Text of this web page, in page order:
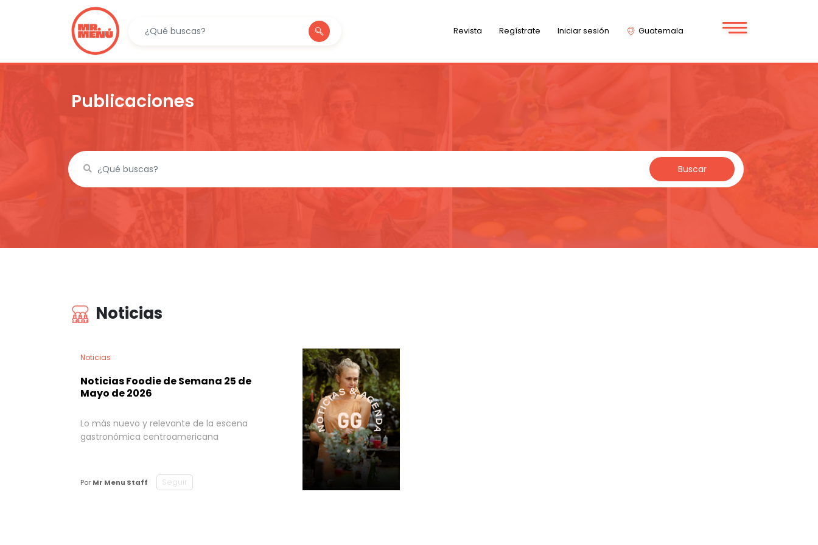
Revista Regístrate Iniciar sesión Guatemala
Publicaciones
Buscar
Noticias
Noticias
Noticias Foodie de Semana 25 de
Mayo de 2026
Lo más nuevo y relevante de la escena
gastronómica centroamericana
Por Mr Menu Staff Seguir